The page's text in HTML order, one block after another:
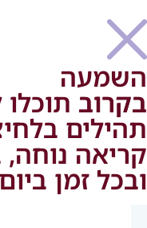
השמעה
בקרוב
בקרוב תוכלו
תהילים
קריאה
ובכל זמן